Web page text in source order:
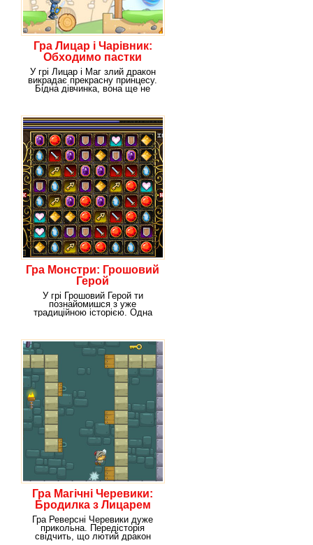
Гра Лицар і Чарівник:
Обходимо пастки
У грі Лицар і Маг злий дракон
викрадає прекрасну принцесу.
Бідна дівчинка, вона ще не
Гра Монстри: Грошовий
Герой
У грі Грошовий Герой ти
познайомишся з уже
традиційною історією. Одна
Гра Магічні Черевики:
Бродилка з Лицарем
Гра Реверсні Черевики дуже
прикольна. Передісторія
свідчить, що лютий дракон